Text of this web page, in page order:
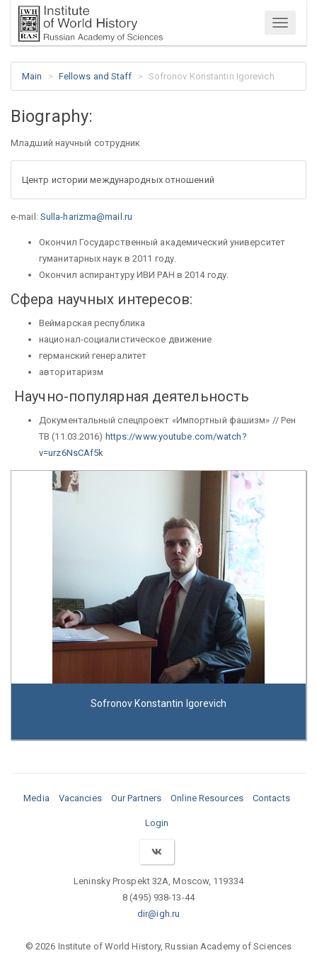
Menu
Main Fellows and Staff Sofronov Konstantin Igorevich
Biography:
Младший научный сотрудник
Центр истории международных отношений
e-mail: Sulla-harizma@mail.ru
Окончил Государственный академический университет
гуманитарных наук в 2011 году.
Окончил аспирантуру ИВИ РАН в 2014 году.
Сфера научных интересов:
Веймарская республика
национал-социалистическое движение
германский генералитет
авторитаризм
Научно-популярная деятельность
Документальный спецпроект «Импортный фашизм» // Рен
ТВ (11.03.2016) https://www.youtube.com/watch?
v=urz6NsCAf5k
Sofronov Konstantin Igorevich
Media Vacancies Our Partners Online Resources Contacts
Login
Leninsky Prospekt 32A, Moscow, 119334
8 (495) 938-13-44
dir@igh.ru
© 2026 Institute of World History, Russian Academy of Sciences